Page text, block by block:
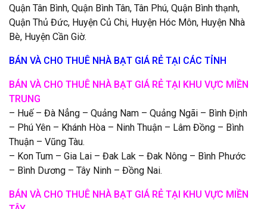
Quận Tân Bình, Quận Bình Tân, Tân Phú, Quận Bình thạnh,
Quận Thủ Đức, Huyện Củ Chi, Huyện Hóc Môn, Huyện Nhà
Bè, Huyện Cần Giờ.
BÁN VÀ CHO THUÊ NHÀ BẠT GIÁ RẺ TẠI CÁC TỈNH
BÁN VÀ CHO THUÊ NHÀ BẠT GIÁ RẺ TẠI KHU VỰC MIỀN
TRUNG
– Huế – Đà Nẳng – Quảng Nam – Quảng Ngãi – Bình Định
– Phú Yên – Khánh Hòa – Ninh Thuận – Lâm Đồng – Bình
Thuận – Vũng Tàu.
– Kon Tum – Gia Lai – Đak Lak – Đak Nông – Bình Phước
– Bình Dương – Tây Ninh – Đồng Nai.
BÁN VÀ CHO THUÊ NHÀ BẠT GIÁ RẺ TẠI KHU VỰC MIỀN